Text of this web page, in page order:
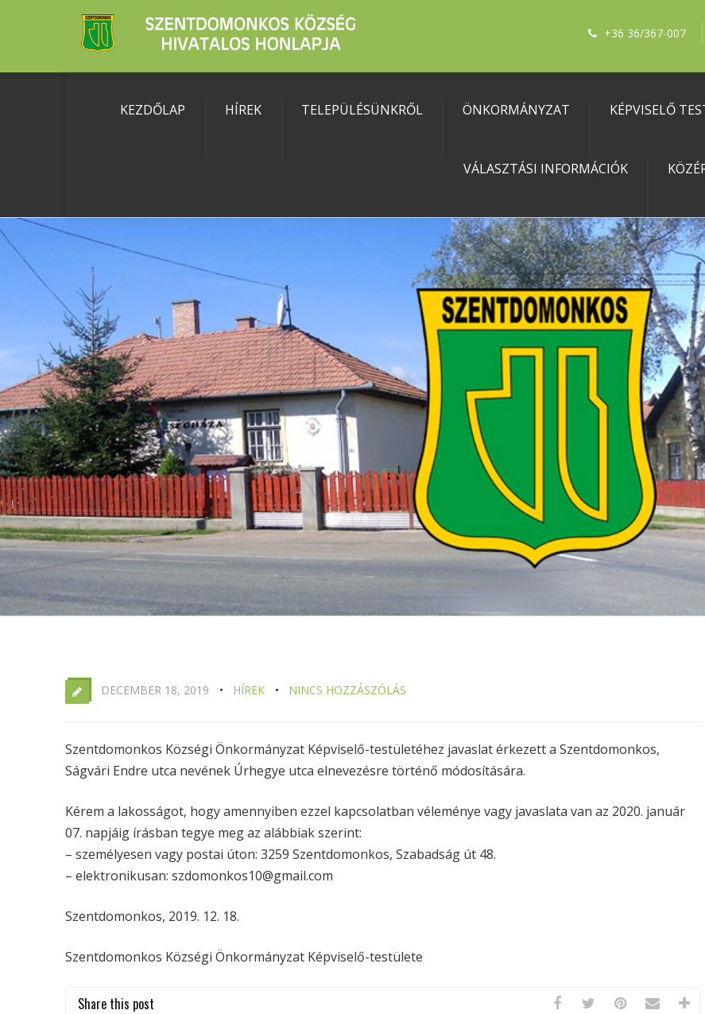
+36 36/367-007
KEZDŐLAP HÍREK TELEPÜLÉSÜNKRŐL ÖNKORMÁNYZAT KÉPVISELŐ
VÁLASZTÁSI INFORMÁCIÓK
DECEMBER 18, 2019 HÍREK NINCS HOZZÁSZÓLÁS
Szentdomonkos Községi Önkormányzat Képviselő-testületéhez javaslat érkezett a Szentdomonkos,
Ságvári Endre utca nevének Úrhegye utca elnevezésre történő módosítására.
Kérem a lakosságot, hogy amennyiben ezzel kapcsolatban véleménye vagy javaslata van az 2020. január
07. napjáig írásban tegye meg az alábbiak szerint:
– személyesen vagy postai úton: 3259 Szentdomonkos, Szabadság út 48.
– elektronikusan: szdomonkos10@gmail.com
Szentdomonkos, 2019. 12. 18.
Szentdomonkos Községi Önkormányzat Képviselő-testülete
Share this post